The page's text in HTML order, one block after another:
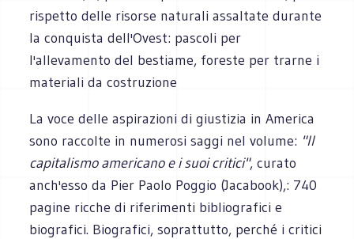
rispetto delle risorse naturali assaltate durante
la conquista dell'Ovest: pascoli per
l'allevamento del bestiame, foreste per trarne i
materiali da costruzione
La voce delle aspirazioni di giustizia in America
sono raccolte in numerosi saggi nel volume: "Il
capitalismo americano e i suoi critici", curato
anch'esso da Pier Paolo Poggio (Jacabook),: 740
pagine ricche di riferimenti bibliografici e
biografici. Biografici, soprattutto, perché i critici